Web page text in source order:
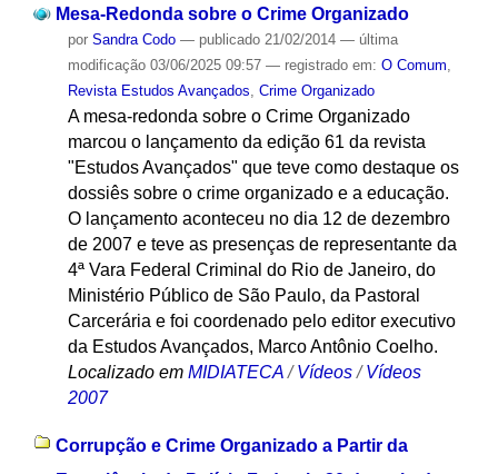
Mesa-Redonda sobre o Crime Organizado
por Sandra Codo — publicado21/02/2014 — última
modificação03/06/2025 09:57 — registrado em: O Comum
Revista Estudos Avançados Crime Organizado
A mesa-redonda sobre o Crime Organizado
marcou o lançamento da edição 61 da revista
"Estudos Avançados" que teve como destaque os
dossiês sobre o crime organizado e a educação.
O lançamento aconteceu no dia 12 de dezembro
de 2007 e teve as presenças de representante da
4ª Vara Federal Criminal do Rio de Janeiro, do
Ministério Público de São Paulo, da Pastoral
Carcerária e foi coordenado pelo editor executivo
da Estudos Avançados, Marco Antônio Coelho.
Localizado em MIDIATECA /Vídeos /Vídeos
2007
Corrupção e Crime Organizado a Partir da